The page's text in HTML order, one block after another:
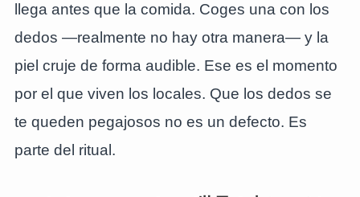
llega antes que la comida. Coges una con los
dedos —realmente no hay otra manera— y la
piel cruje de forma audible. Ese es el momento
por el que viven los locales. Que los dedos se
te queden pegajosos no es un defecto. Es
parte del ritual.